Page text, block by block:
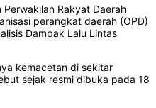
Rakyat Daerah
perangkat daerah (OPD)
Dampak Lalu Lintas
kemacetan di sekitar
sejak resmi dibuka pada 18